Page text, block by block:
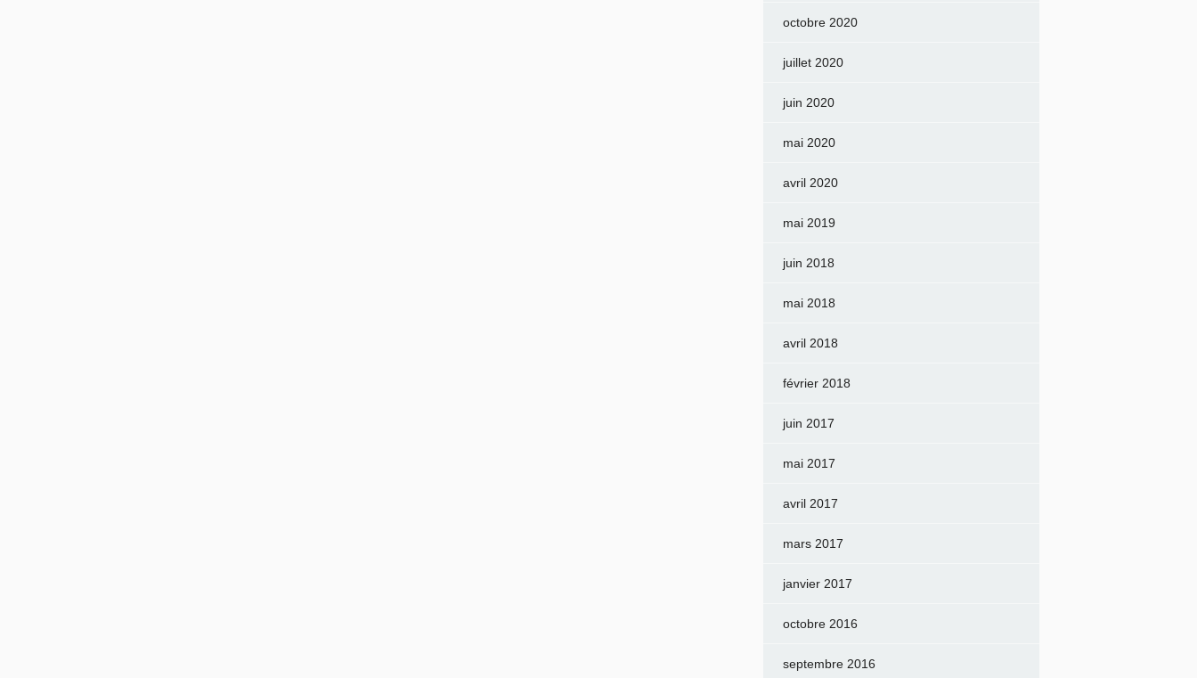
octobre 2020
juillet 2020
juin 2020
mai 2020
avril 2020
mai 2019
juin 2018
mai 2018
avril 2018
février 2018
juin 2017
mai 2017
avril 2017
mars 2017
janvier 2017
octobre 2016
septembre 2016